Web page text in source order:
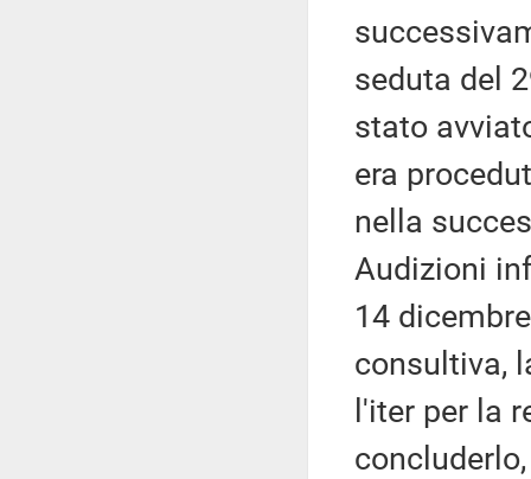
seduta del
stato
era
nella
Audizioni
14
consultiva,
l'iter per la